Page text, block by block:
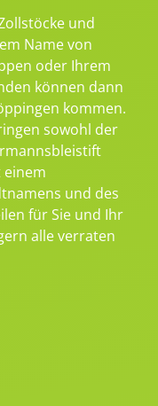
und
Name von
oder Ihrem
können dann
kommen.
sowohl der
und des
für Sie und Ihr
alle verraten